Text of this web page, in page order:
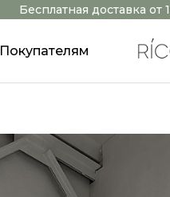
Бесплатная доставка
Покупателям